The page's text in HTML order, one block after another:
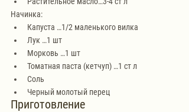
Начинка:
Капуста …1/2 маленького вилка
Лук …1 шт
Морковь …1 шт
Томатная паста (кетчуп) …1 ст л
Соль
Черный молотый перец
Приготовление